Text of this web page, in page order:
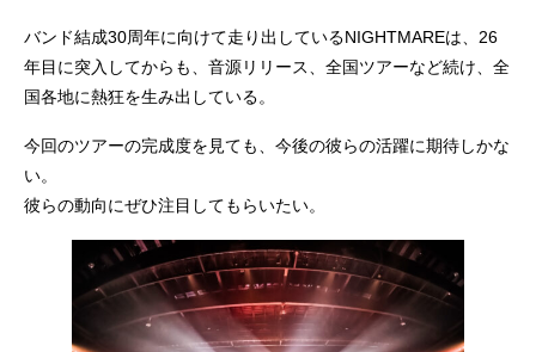
バンド結成30周年に向けて走り出しているNIGHTMAREは、26
年目に突入してからも、音源リリース、全国ツアーなど続け、全
国各地に熱狂を生み出している。
今回のツアーの完成度を見ても、今後の彼らの活躍に期待しかな
い。
彼らの動向にぜひ注目してもらいたい。